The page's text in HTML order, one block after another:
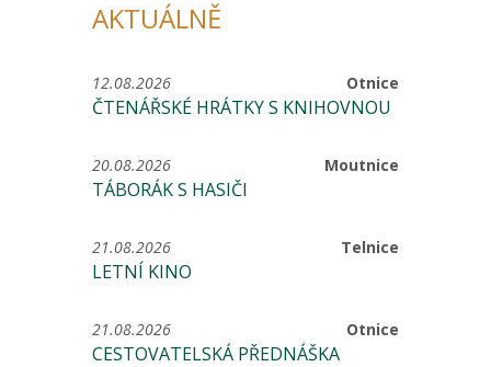
AKTUÁLNĚ
Otnice
12.08.2026
ČTENÁŘSKÉ HRÁTKY S KNIHOVNOU
Moutnice
20.08.2026
TÁBORÁK S HASIČI
Telnice
21.08.2026
LETNÍ KINO
Otnice
21.08.2026
CESTOVATELSKÁ PŘEDNÁŠKA